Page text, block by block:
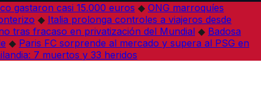
gastaron casi 15.000 euros ◆ ONG marroquíes
◆ Italia prolonga controles a viajeros desde
tras fracaso en privatización del Mundial ◆ Badosa
◆ Paris FC sorprende al mercado y supera al PSG en
7 muertos y 33 heridos